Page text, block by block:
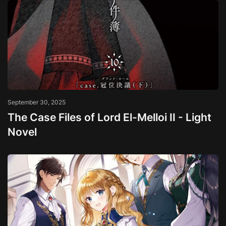
September 30, 2025
The Case Files of Lord El-Melloi II - Light
Novel